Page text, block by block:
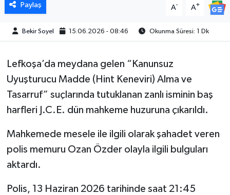
Paylaş A- A+
Bekir Soyel 15.06.2026 - 08:46 Okunma Süresi: 1 Dk
Lefkoşa’da meydana gelen “Kanunsuz
Uyuşturucu Madde (Hint Keneviri) Alma ve
Tasarruf” suçlarında tutuklanan zanlı isminin baş
harfleri J.C.E. dün mahkeme huzuruna çıkarıldı.
Mahkemede mesele ile ilgili olarak şahadet veren
polis memuru Ozan Özder olayla ilgili bulguları
aktardı.
Polis, 13 Haziran 2026 tarihinde saat 21:45